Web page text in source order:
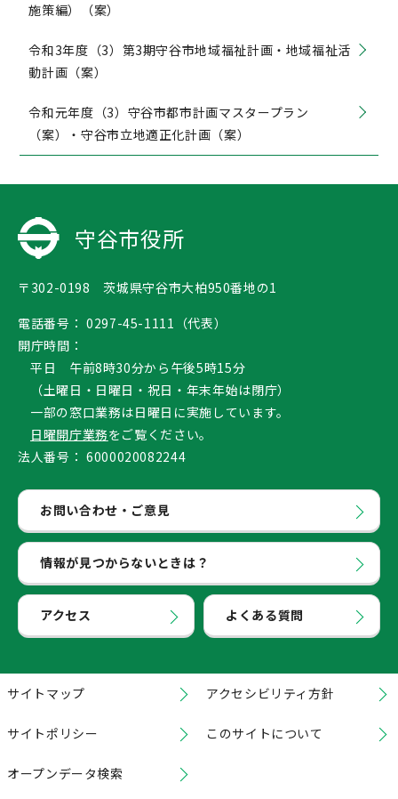
施策編）（案）
令和3年度（3）第3期守谷市地域福祉計画・地域福祉活
動計画（案）
令和元年度（3）守谷市都市計画マスタープラン
（案）・守谷市立地適正化計画（案）
守谷市役所
〒302-0198 茨城県守谷市大柏950番地の1
電話番号： 0297-45-1111（代表）
開庁時間：
平日 午前8時30分から午後5時15分
（土曜日・日曜日・祝日・年末年始は閉庁）
一部の窓口業務は日曜日に実施しています。
日曜開庁業務をご覧ください。
法人番号： 6000020082244
お問い合わせ・ご意見
情報が見つからないときは？
アクセス よくある質問
サイトマップ アクセシビリティ方針
サイトポリシー このサイトについて
オープンデータ検索